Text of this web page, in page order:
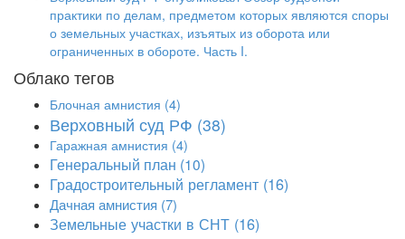
практики по делам, предметом которых являются споры
о земельных участках, изъятых из оборота или
ограниченных в обороте. Часть I.
Облако тегов
Блочная амнистия (4)
Верховный суд РФ (38)
Гаражная амнистия (4)
Генеральный план (10)
Градостроительный регламент (16)
Дачная амнистия (7)
Земельные участки в СНТ (16)